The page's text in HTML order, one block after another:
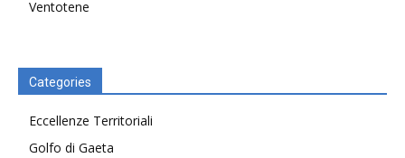
Ventotene
Categories
Eccellenze Territoriali
Golfo di Gaeta